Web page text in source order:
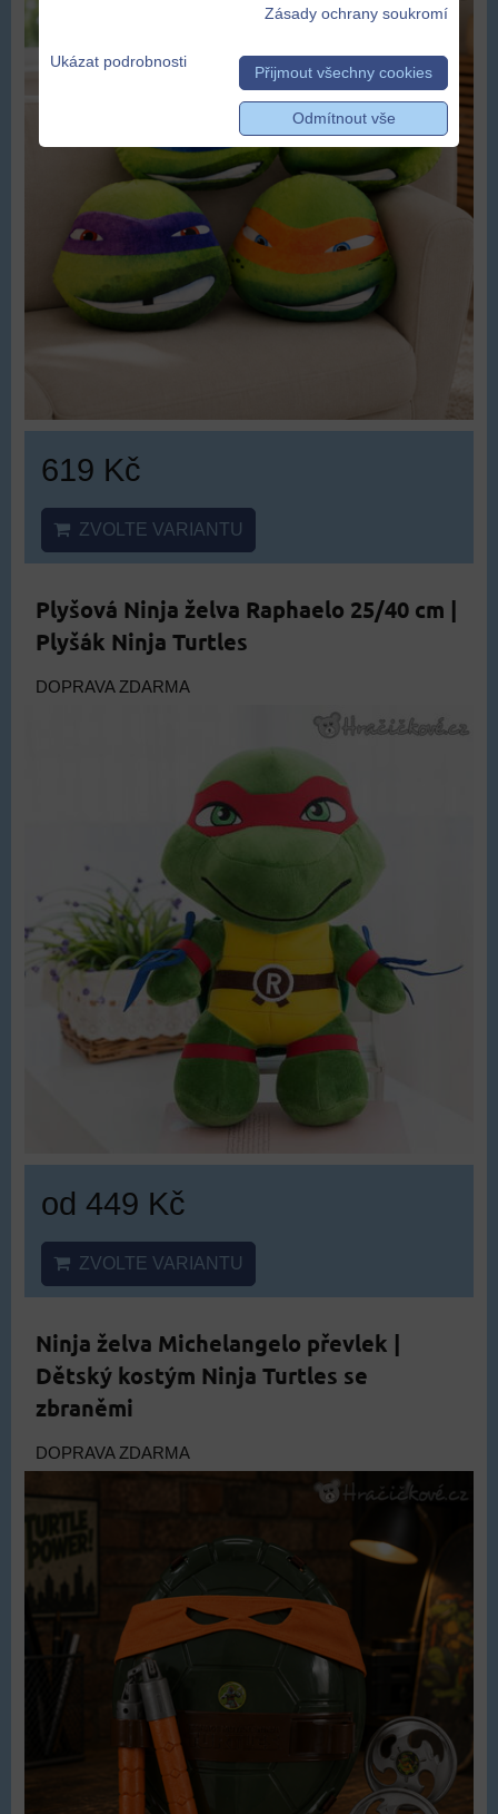
619 Kč
ZVOLTE VARIANTU
Plyšová Ninja želva Raphaelo 25/40 cm |
Plyšák Ninja Turtles
DOPRAVA ZDARMA
od 449 Kč
ZVOLTE VARIANTU
Ninja želva Michelangelo převlek |
Dětský kostým Ninja Turtles se
zbraněmi
DOPRAVA ZDARMA
Zásady ochrany soukromí
Ukázat podrobnosti
Přijmout všechny cookies
Odmítnout vše